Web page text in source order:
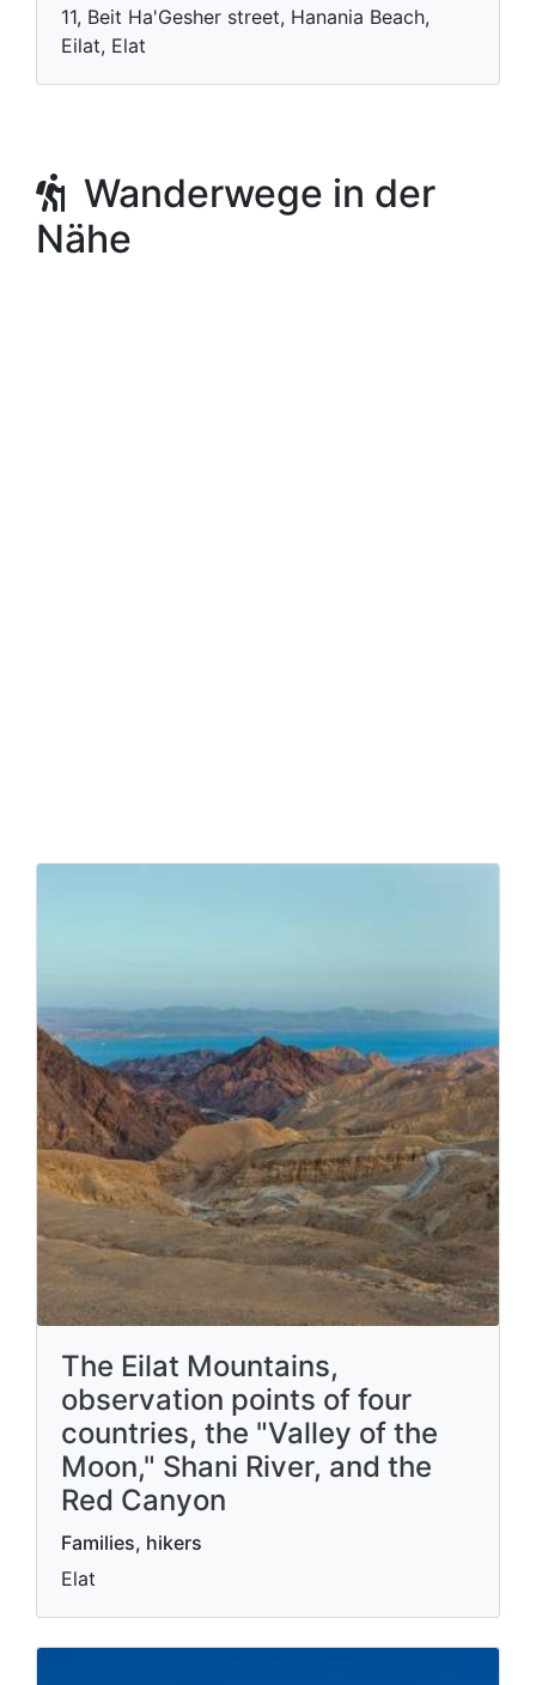
11, Beit Ha'Gesher street, Hanania Beach,
Eilat, Elat
Wanderwege in der
Nähe
The Eilat Mountains,
observation points of four
countries, the "Valley of the
Moon," Shani River, and the
Red Canyon
Families, hikers
Elat